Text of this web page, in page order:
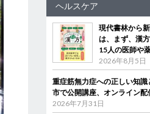
ヘルスケア
現代書林から
は、まず、漢
15人の医師や
2026年8月5日
重症筋無力症への正しい知
市で公開講座、オンライン配
2026年7月31日